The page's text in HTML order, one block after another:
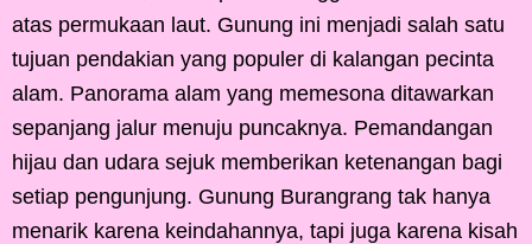
atas permukaan laut. Gunung ini menjadi salah satu
tujuan pendakian yang populer di kalangan pecinta
alam. Panorama alam yang memesona ditawarkan
sepanjang jalur menuju puncaknya. Pemandangan
hijau dan udara sejuk memberikan ketenangan bagi
setiap pengunjung. Gunung Burangrang tak hanya
menarik karena keindahannya, tapi juga karena kisah